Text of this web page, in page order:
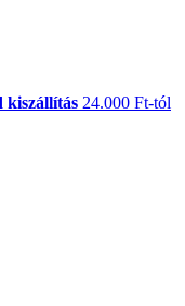
kiszállítás 24.000 Ft-tól